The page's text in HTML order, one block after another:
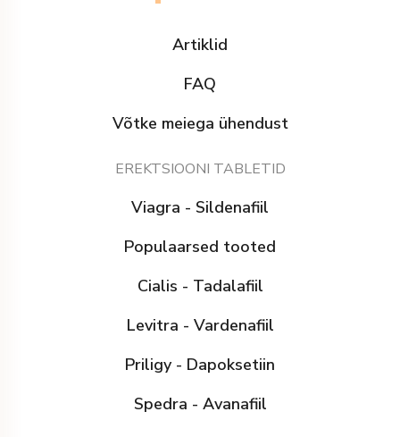
Artiklid
FAQ
Võtke meiega ühendust
EREKTSIOONI TABLETID
Viagra - Sildenafiil
Populaarsed tooted
Cialis - Tadalafiil
Levitra - Vardenafiil
Priligy - Dapoksetiin
Spedra - Avanafiil